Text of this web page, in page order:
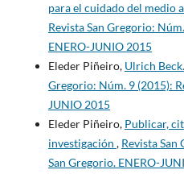
para el cuidado del medio
Revista San Gregorio:
ENERO-JUNIO 2015
Eleder Piñeiro, Ulrich
Gregorio: Núm. 9 (2015):
JUNIO 2015
Eleder Piñeiro, Publicar,
investigación , Revista San
San Gregorio. ENERO-